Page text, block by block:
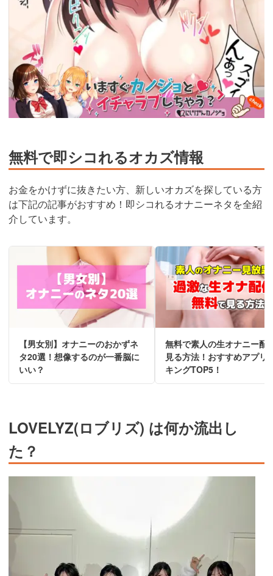
無料で即シコれるオカズ情報
お金をかけずに抜きたい方、新しいオカズを探している方
は下記の記事がおすすめ！即シコれるオナニーネタを全紹
介しています。
【男女別】オナニーのおかずネ
タ20選！想像するのが一番脳に
いい？
無料で素人の生オナニー配
見る方法！おすすめアプリ
キングTOP5！
LOVELYZ(ロブリズ) は何か流出し
た？